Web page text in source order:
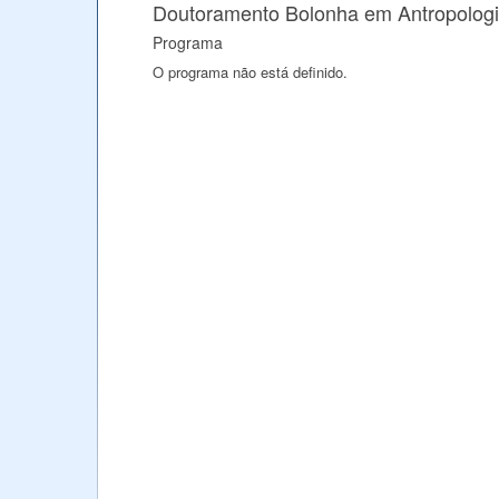
Doutoramento Bolonha em
Programa
O programa não está definido.